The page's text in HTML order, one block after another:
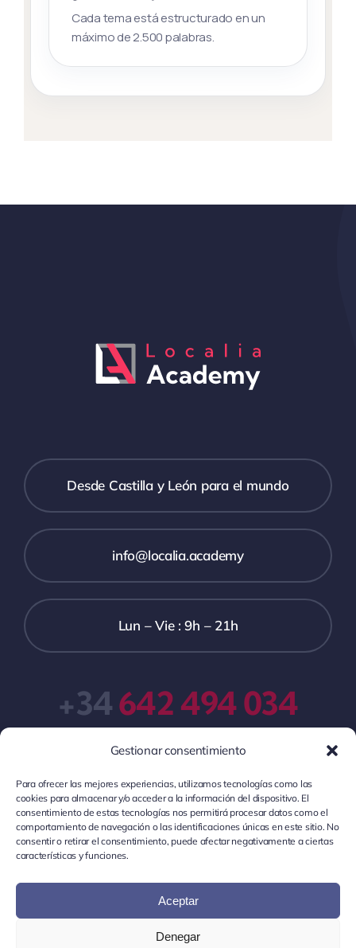
Gestionar consentimiento
Para ofrecer las mejores experiencias, utilizamos tecnologías como las
cookies para almacenar y/o acceder a la información del dispositivo. El
consentimiento de estas tecnologías nos permitirá procesar datos como el
comportamiento de navegación o las identificaciones únicas en este sitio. No
consentir o retirar el consentimiento, puede afectar negativamente a ciertas
características y funciones.
Aceptar
Denegar
Cada tema está estructurado en un
máximo de 2.500 palabras.
Desde Castilla y León para el mundo
info@localia.academy
Lun – Vie : 9h – 21h
+34642 494 034
© Localia 2026 •
Política de Cookies